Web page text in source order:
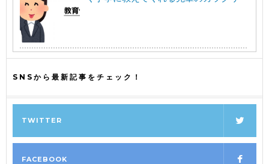
SNSから最新記事をチェック！
TWITTER
FACEBOOK